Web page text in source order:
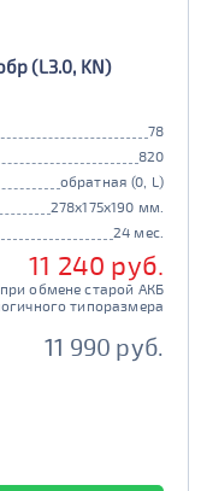
(L3.0, KN)
78
820
обратная (0, L)
278x175x190 мм.
24 мес.
11 240 руб.
при обмене старой АКБ
типоразмера
11 990 руб.